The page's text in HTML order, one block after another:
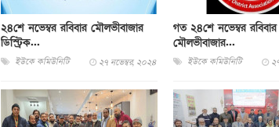
২৪শে নভেম্বর রবিবার মৌলভীবাজার
ডিস্ট্রিক...
ইউকে কমিউনিটি ২৭ নভেম্বর, ২০২৪
গত ২৪শে নভেম্বর
মৌলভীবাজার...
ইউকে কমিউনিটি